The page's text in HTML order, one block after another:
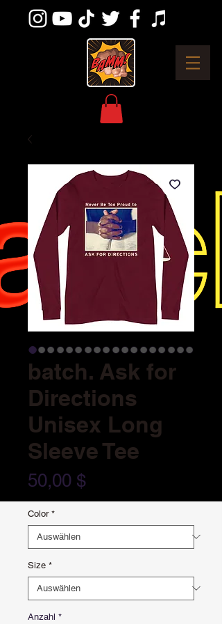
batch. Ask for
Directions
Unisex Long
Sleeve Tee
50,00 $Preis
Color *
Size *
Anzahl *